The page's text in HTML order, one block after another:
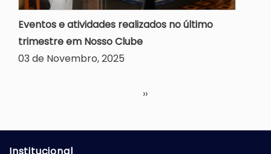
Eventos e atividades realizados no último
trimestre em Nosso Clube
03 de Novembro, 2025
Próxima página
››